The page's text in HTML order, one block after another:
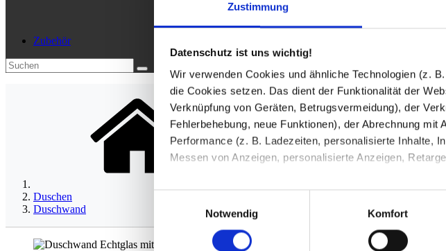
Zustimmung
Datenschutz ist uns wichtig!
Wir verwenden Cookies und ähnliche Technologien (z.
die Cookies setzen. Das dient der Funktionalität der
Verknüpfung von Geräten, Betrugsvermeidung), der
Fehlerbehebung, neue Funktionen), der Abrechnung
Performance (z. B. Ladezeiten, personalisierte Inhalte,
Messen von Anzeigen, personalisierte Anzeigen,
Die Einzelheiten können Sie unter Datenschutz
die eingesetzten Technologien und Partner erfahren
Indem Sie auf den Button "Zustimmen" klicken, willigen
Notwendig
Komfort
Zubehör
Duschen
Duschwand